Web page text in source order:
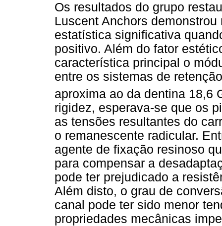
Os resultados do grupo
Luscent Anchors
estatística significativa
positivo. Além do fator
característica principal o
entre os sistemas de
aproxima ao da dentina 18,6
rigidez, esperava-se que os
as tensões resultantes do
o remanescente radicular.
agente de fixação resinoso
para compensar a
pode ter prejudicado a
Além disto, o grau de
canal pode ter sido menor
propriedades mecânicas